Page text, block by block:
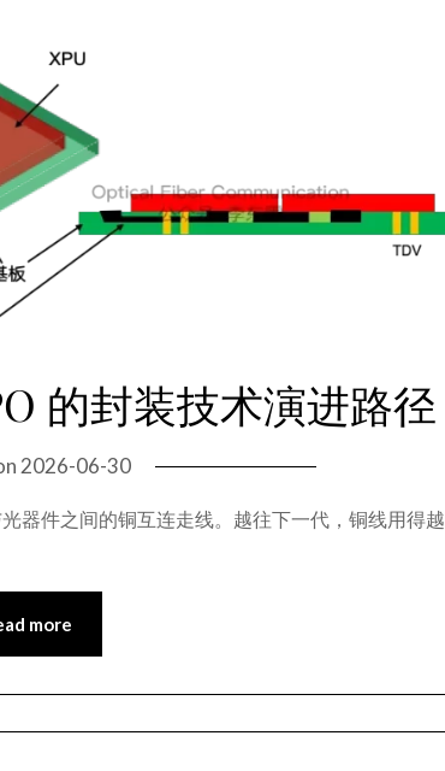
的封装技术演进路径
2026-06-30
器件之间的铜互连走线。越往下一代，铜线用得越
more